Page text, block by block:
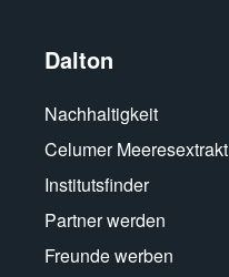
Dalton
Nachhaltigkeit
Celumer Meeresextrakt
Institutsfinder
Partner werden
Freunde werben